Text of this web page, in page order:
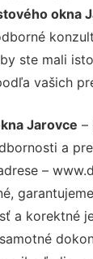
okna
ste mali
vašich
Jarovce –
a
–
a korektné